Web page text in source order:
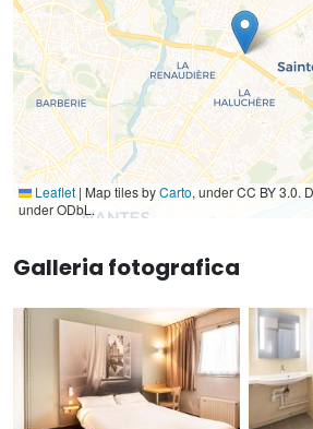
Leaflet | Map tiles byCarto, under CC BY 3.0.
under ODbL.
Galleria fotografica